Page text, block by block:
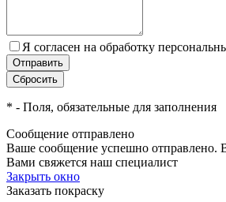
Я согласен на обработку
* - Поля, обязательные для заполнения
Сообщение отправлено
Ваше сообщение успешно отправлено.
Вами свяжется наш специалист
Закрыть окно
Заказать покраску